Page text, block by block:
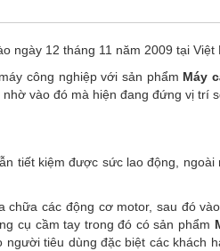
ngày 12 tháng 11 năm 2009 tại Việt
công nghiệp với sản phẩm Máy
vào đó mà hiện đang đứng vị trí
tiết kiệm được sức lao động,
các động cơ motor, sau đó
cụ cầm tay trong đó có sản phẩm
tiêu dùng đặc biệt các khách